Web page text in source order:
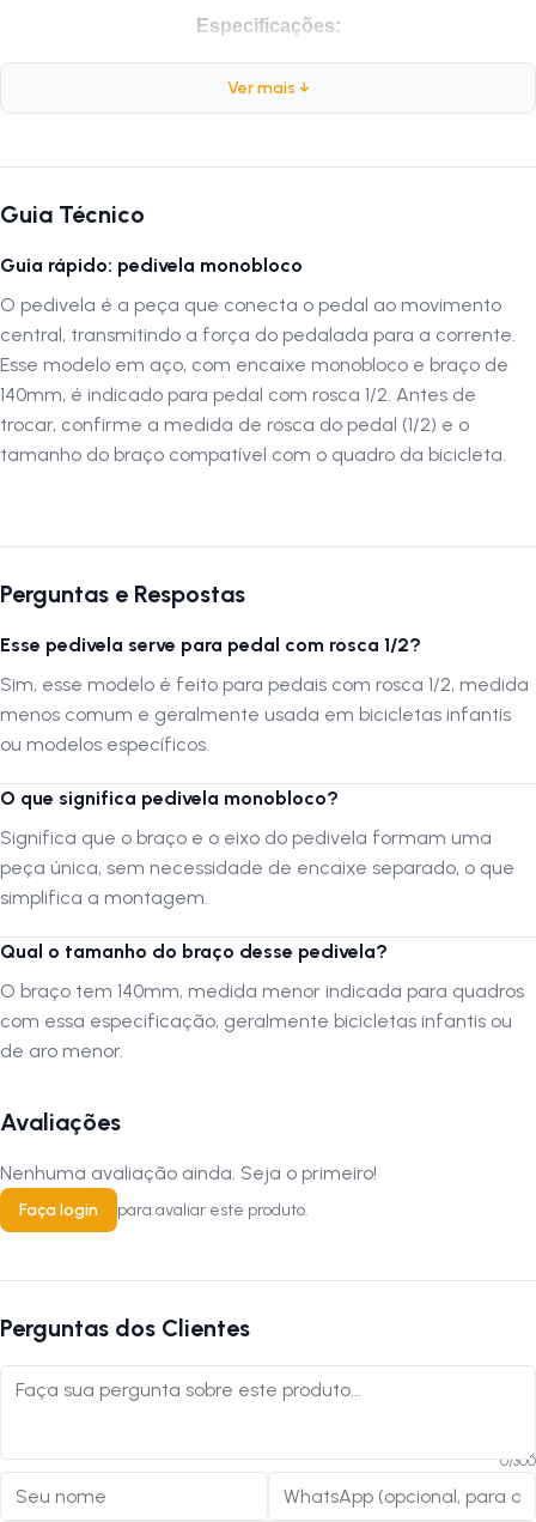
Especificações:
Marca:Royal Ciclo
Composição:Aço
Medida do Eixo do Pedal:1/2 Polegada
Siga-nos no Instagram: @lojanapista
Assista nosso canal no YouTube:
Lojanapista
Ver mais ↓
Guia Técnico
Guia rápido: pedivela monobloco
O pedivela é a peça que conecta o pedal ao movimento
central, transmitindo a força do pedalada para a corrente.
Esse modelo em aço, com encaixe monobloco e braço de
140mm, é indicado para pedal com rosca 1/2. Antes de
trocar, confirme a medida de rosca do pedal (1/2) e o
tamanho do braço compatível com o quadro da bicicleta.
Perguntas e Respostas
Esse pedivela serve para pedal com rosca 1/2?
Sim, esse modelo é feito para pedais com rosca 1/2, medida
menos comum e geralmente usada em bicicletas infantis
ou modelos específicos.
O que significa pedivela monobloco?
Significa que o braço e o eixo do pedivela formam uma
peça única, sem necessidade de encaixe separado, o que
simplifica a montagem.
Qual o tamanho do braço desse pedivela?
O braço tem 140mm, medida menor indicada para quadros
com essa especificação, geralmente bicicletas infantis ou
de aro menor.
Avaliações
Nenhuma avaliação ainda. Seja o primeiro!
Faça login para avaliar este produto.
Perguntas dos Clientes
0/300